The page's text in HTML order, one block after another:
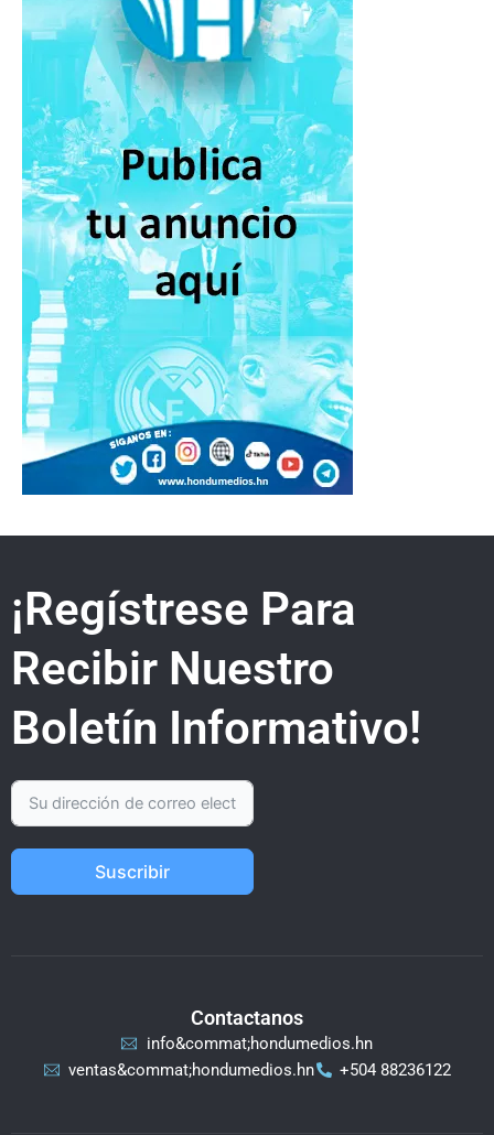
¡Regístrese Para
Recibir Nuestro
Boletín Informativo!
Suscribir
Contactanos
info&commat;hondumedios.hn
ventas&commat;hondumedios.hn
+504 88236122